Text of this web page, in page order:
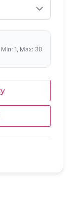
Min: 1, Max: 30